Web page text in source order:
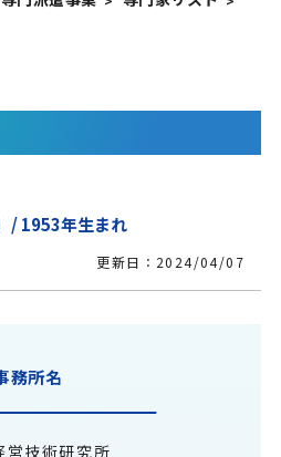
/ 1953年生まれ
更新日：2024/04/07
務所名
営技術研究所